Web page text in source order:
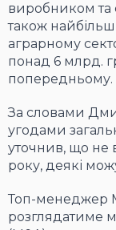
виробником та
також
аграрному
понад 6 млрд.
попередньому.
За словами
угодами
уточнив, що не
року, деякі
Топ-менеджер
розглядатиме